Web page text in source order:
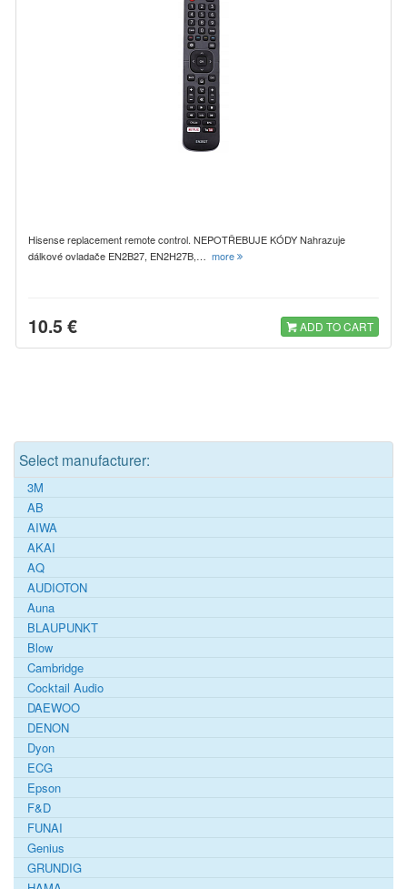
Hisense replacement remote control. NEPOTŘEBUJE KÓDY Nahrazuje
dálkové ovladače EN2B27, EN2H27B,… more
10.5 € ADD TO CART
Select manufacturer:
3M
AB
AIWA
AKAI
AQ
AUDIOTON
Auna
BLAUPUNKT
Blow
Cambridge
Cocktail Audio
DAEWOO
DENON
Dyon
ECG
Epson
F&D
FUNAI
Genius
GRUNDIG